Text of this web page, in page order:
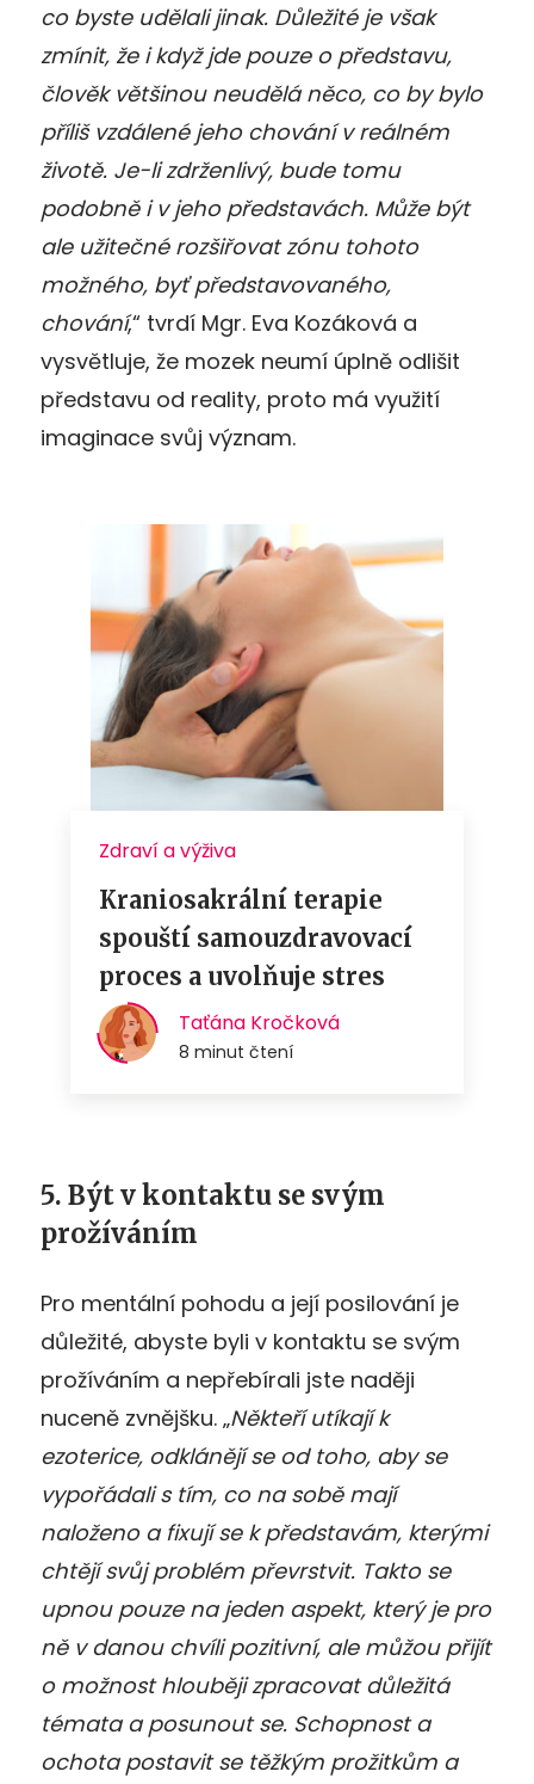
co byste udělali jinak. Důležité je však
zmínit, že i když jde pouze o představu,
člověk většinou neudělá něco, co by bylo
příliš vzdálené jeho chování v reálném
životě. Je-li zdrženlivý, bude tomu
podobně i v jeho představách. Může být
ale užitečné rozšiřovat zónu tohoto
možného, byť představovaného,
chování,“ tvrdí Mgr. Eva Kozáková a
vysvětluje, že mozek neumí úplně odlišit
představu od reality, proto má využití
imaginace svůj význam.
5. Být v kontaktu se svým
prožíváním
Pro mentální pohodu a její posilování je
důležité, abyste byli v kontaktu se svým
prožíváním a nepřebírali jste naději
nuceně zvnějšku. „Někteří utíkají k
ezoterice, odklánějí se od toho, aby se
vypořádali s tím, co na sobě mají
naloženo a fixují se k představám, kterými
chtějí svůj problém převrstvit. Takto se
upnou pouze na jeden aspekt, který je pro
ně v danou chvíli pozitivní, ale můžou přijít
o možnost hlouběji zpracovat důležitá
témata a posunout se. Schopnost a
ochota postavit se těžkým prožitkům a